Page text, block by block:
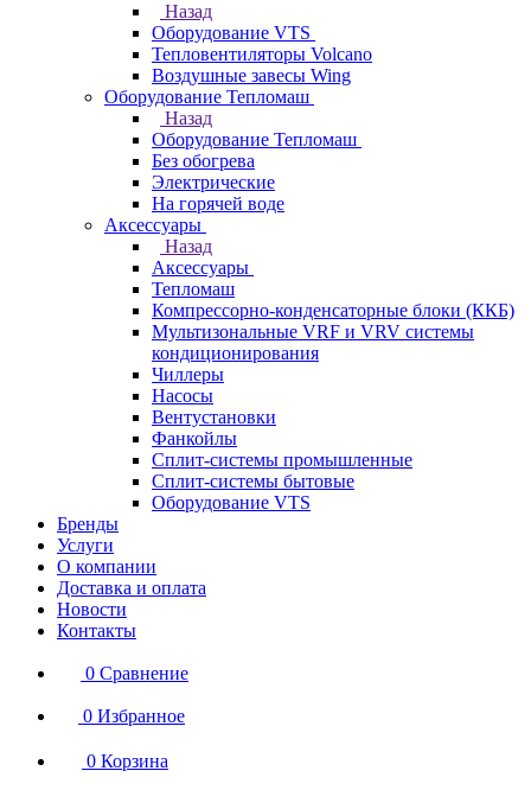
Назад
Оборудование VTS
Тепловентиляторы Volcano
Воздушные завесы Wing
Оборудование Тепломаш
Назад
Оборудование Тепломаш
Без обогрева
Электрические
На горячей воде
Аксессуары
Назад
Аксессуары
Тепломаш
Компрессорно-конденсаторные блоки (ККБ)
Мультизональные VRF и VRV системы
кондиционирования
Чиллеры
Насосы
Вентустановки
Фанкойлы
Сплит-системы промышленные
Сплит-системы бытовые
Оборудование VTS
Бренды
Услуги
О компании
Доставка и оплата
Новости
Контакты
0 Сравнение
0 Избранное
0 Корзина